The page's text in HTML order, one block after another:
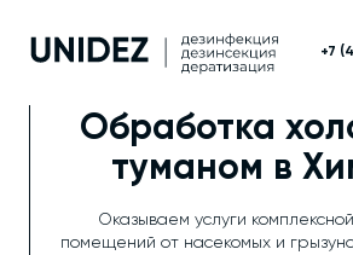
+7
Обработка
туманом в
Оказываем услуги
помещений от насекомых и